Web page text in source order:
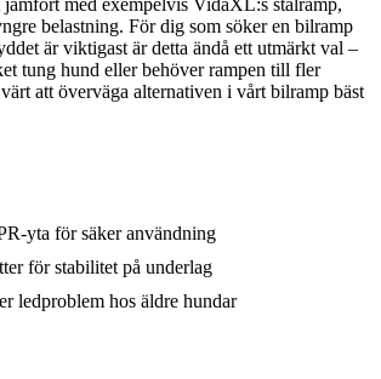
med exempelvis VidaXL:s stålramp,
belastning. För dig som söker en bilramp
är viktigast är detta ändå ett utmärkt val –
tung hund eller behöver rampen till fler
att överväga alternativen i vårt bilramp bäst
yta för säker användning
för stabilitet på underlag
ledproblem hos äldre hundar